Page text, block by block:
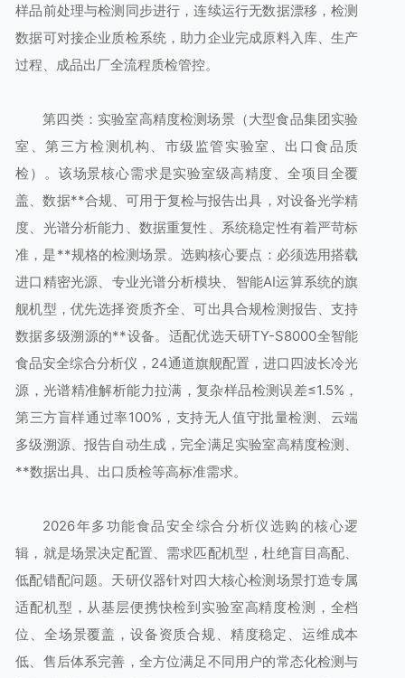
样品前处理与检测同步进行，连续运行无数据漂移，检测
数据可对接企业质检系统，助力企业完成原料入库、生产
过程、成品出厂全流程质检管控。
第四类：实验室高精度检测场景（大型食品集团实验
室、第三方检测机构、市级监管实验室、出口食品质
检）。该场景核心需求是实验室级高精度、全项目全覆
盖、数据**合规、可用于复检与报告出具，对设备光学精
度、光谱分析能力、数据重复性、系统稳定性有着严苛标
准，是**规格的检测场景。选购核心要点：必须选用搭载
进口精密光源、专业光谱分析模块、智能AI运算系统的旗
舰机型，优先选择资质齐全、可出具合规检测报告、支持
数据多级溯源的**设备。适配优选天研TY-S8000全智能
食品安全综合分析仪，24通道旗舰配置，进口四波长冷光
源，光谱精准解析能力拉满，复杂样品检测误差≤1.5%，
第三方盲样通过率100%，支持无人值守批量检测、云端
多级溯源、报告自动生成，完全满足实验室高精度检测、
**数据出具、出口质检等高标准需求。
2026年多功能食品安全综合分析仪选购的核心逻
辑，就是场景决定配置、需求匹配机型，杜绝盲目高配、
低配错配问题。天研仪器针对四大核心检测场景打造专属
适配机型，从基层便携快检到实验室高精度检测，全档
位、全场景覆盖，设备资质合规、精度稳定、运维成本
低、售后体系完善，全方位满足不同用户的常态化检测与